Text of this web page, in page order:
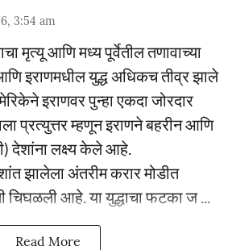
3:54 am
मृत्यू आणि मध्य पूर्वेतील तणावाच्या
इराणमधील युद्ध अधिकच तीव्र झाले
इराणवर पुन्हा एकदा जोरदार
प्रत्युत्तर म्हणून इराणने बहरीन आणि
देशांना लक्ष्य केले आहे.
झालेला अंतरीम करार मोडीत
चिघळली आहे. या युद्धाचा फटका ज ...
Read More